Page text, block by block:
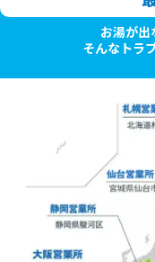
お湯が出
そんなトラ